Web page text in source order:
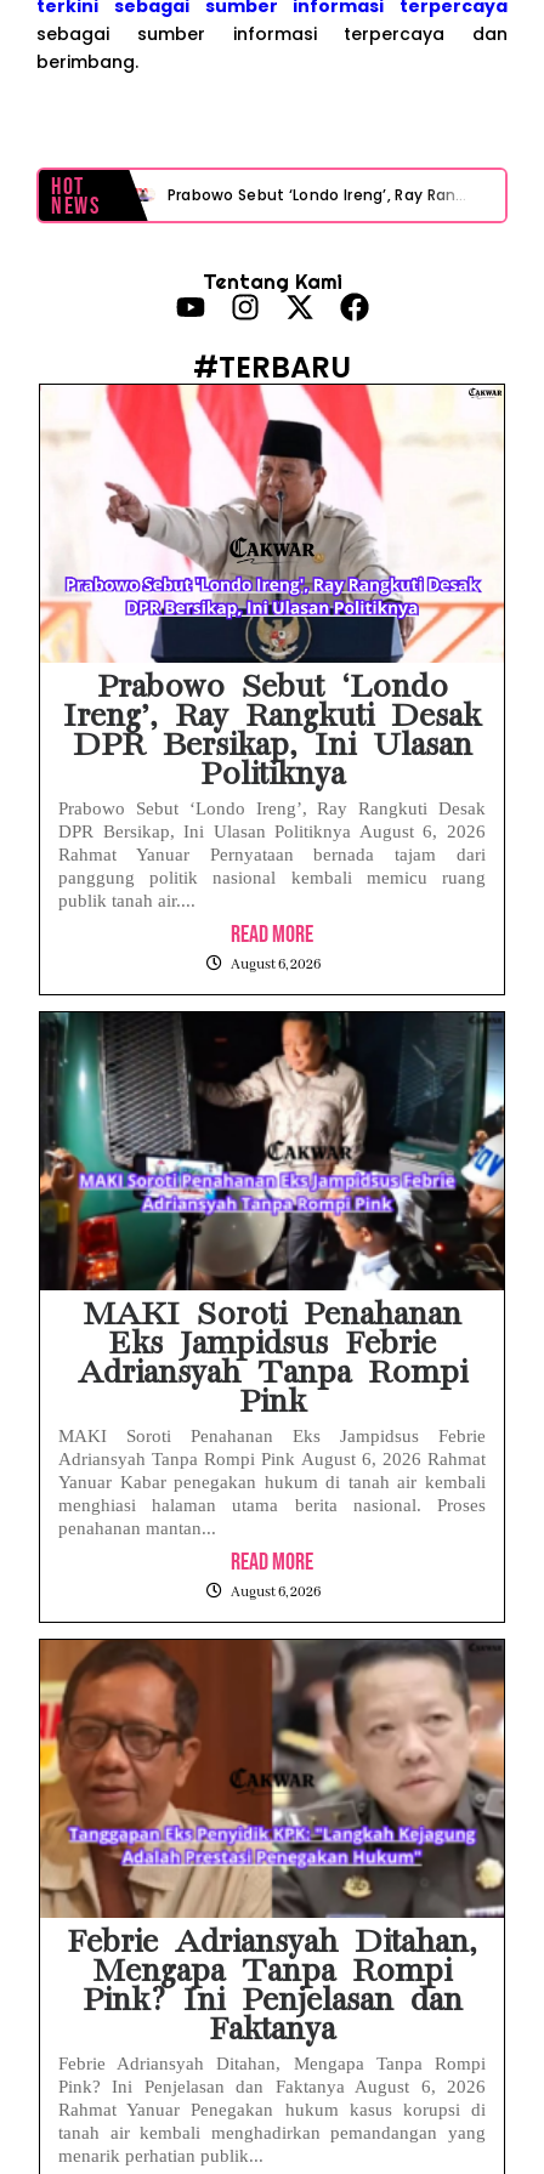
terkini sebagai sumber informasi terpercaya
sebagai sumber informasi terpercaya dan
berimbang.
Hot
News Prabowo Sebut ‘Londo Ireng’, Ray Rangkuti Desak DPR Bersikap, Ini Ulasan Politiknya
Baterai Apple Watch Cepat Boros? Ini Penyebab dan Cara Mengatasinya
HP Huawei Cepat Panas? Ini Penyebab Utama dan Cara Mengatasinya
HP Realme Kena Air Tidak Bisa Dicas? Jangan Langsung Charge, Ini Solusinya
Eks Jampidsus Febrie Adriansyah Tersangka Korupsi Asabri Tapi Masih Terima Gaji: Mengapa Begitu?
Tentang Kami
#TERBARU
Prabowo Sebut ‘Londo
Ireng’, Ray Rangkuti Desak
DPR Bersikap, Ini Ulasan
Politiknya
Prabowo Sebut ‘Londo Ireng’, Ray Rangkuti Desak
DPR Bersikap, Ini Ulasan Politiknya August 6, 2026
Rahmat Yanuar Pernyataan bernada tajam dari
panggung politik nasional kembali memicu ruang
publik tanah air....
Read More
August 6, 2026
MAKI Soroti Penahanan
Eks Jampidsus Febrie
Adriansyah Tanpa Rompi
Pink
MAKI Soroti Penahanan Eks Jampidsus Febrie
Adriansyah Tanpa Rompi Pink August 6, 2026 Rahmat
Yanuar Kabar penegakan hukum di tanah air kembali
menghiasi halaman utama berita nasional. Proses
penahanan mantan...
Read More
August 6, 2026
Febrie Adriansyah Ditahan,
Mengapa Tanpa Rompi
Pink? Ini Penjelasan dan
Faktanya
Febrie Adriansyah Ditahan, Mengapa Tanpa Rompi
Pink? Ini Penjelasan dan Faktanya August 6, 2026
Rahmat Yanuar Penegakan hukum kasus korupsi di
tanah air kembali menghadirkan pemandangan yang
menarik perhatian publik...